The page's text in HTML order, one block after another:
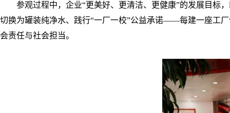
参观过程中，企业“更美好、更清洁、更健康”的发展目标
切换为罐装纯净水、践行“一厂一校”公益承诺——每建一座工
会责任与社会担当。